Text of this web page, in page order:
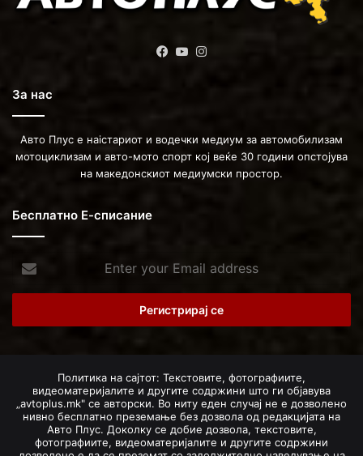
Facebook
YouTube
За нас
Авто Плус е наістариот и водечки медиум за автомобилизам
мотоциклизам и авто-мото спорт кој веќе 30 години опстојува
на македонскиот медиумски простор.
Бесплатно Е-списание
your
Email
Политика на сајтот: Текстовите, фотографиите,
видеоматеријалите и другите содржини што ги објавува
„avtoplus.mk" се авторски. Во ниту еден случај не е дозволено
нивно бесплатно преземање без дозвола од редакцијата на
Авто Плус. Доколку се добие дозвола, текстовите,
фотографиите, видеоматеријалите и другите содржини